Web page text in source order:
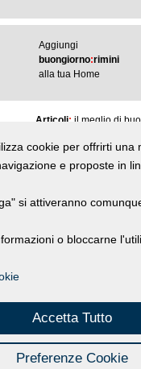
Aggiungi
buongiorno:rimini
alla tua Home
I Articoli: il meglio di
Agenda
gli
Argomenti:la storia
quasi un rotocalco
testata registrata presso il
cookie per offrirti una
e proposte in
si attiveranno
o bloccarne
Accetta Tutto
Preferenze Cookie